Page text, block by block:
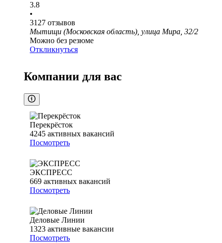
3.8
•
3127 отзывов
Мытищи (Московская область), улица Мира, 32/2
Можно без резюме
Откликнуться
Компании для вас
Перекрёсток
4245 активных вакансий
Посмотреть
ЭКСПРЕСС
669 активных вакансий
Посмотреть
Деловые Линии
1323 активные вакансии
Посмотреть